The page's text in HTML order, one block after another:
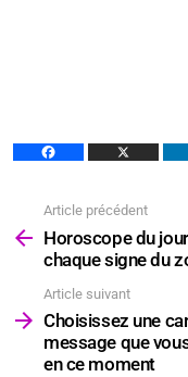
plus
Article précédent
Horoscope du
chaque signe du
Article suivant
Choisissez une
message que
en ce moment